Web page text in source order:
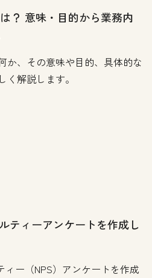
？ 意味・目的から業務内
か、その意味や目的、具体的な
解説します。
ティーアンケートを作成し
ー（NPS）アンケートを作成